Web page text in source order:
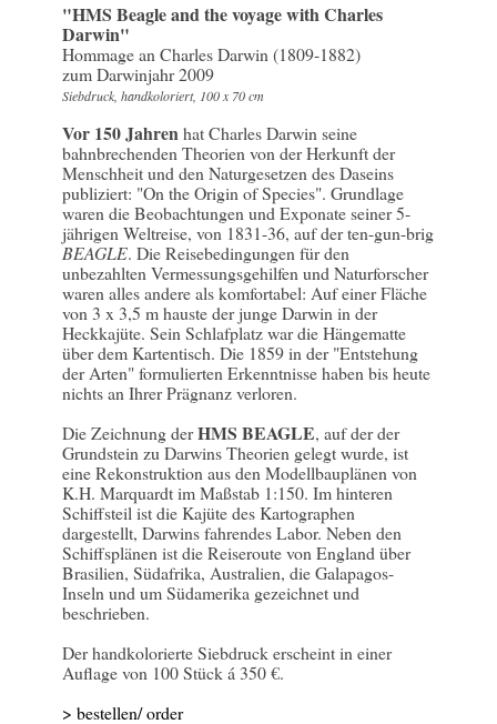
"HMS Beagle and the voyage with Charles
Darwin"
Hommage an Charles Darwin (1809-1882)
zum Darwinjahr 2009
Siebdruck, handkoloriert, 100 x 70 cm
Vor 150 Jahrenhat Charles Darwin seine
bahnbrechenden Theorien von der Herkunft der
Menschheit und den Naturgesetzen des Daseins
publiziert: "On the Origin of Species". Grundlage
waren die Beobachtungen und Exponate seiner 5-
jährigen Weltreise, von 1831-36, auf der ten-gun-brig
BEAGLE. Die Reisebedingungen für den
unbezahlten Vermessungsgehilfen und Naturforscher
waren alles andere als komfortabel: Auf einer Fläche
von 3 x 3,5 m hauste der junge Darwin in der
Heckkajüte. Sein Schlafplatz war die Hängematte
über dem Kartentisch. Die 1859 in der "Entstehung
der Arten" formulierten Erkenntnisse haben bis heute
nichts an Ihrer Prägnanz verloren.
Die Zeichnung derHMS BEAGLE, auf der der
Grundstein zu Darwins Theorien gelegt wurde, ist
eine Rekonstruktion aus den Modellbauplänen von
K.H. Marquardt im Maßstab 1:150. Im hinteren
Schiffsteil ist die Kajüte des Kartographen
dargestellt, Darwins fahrendes Labor. Neben den
Schiffsplänen ist die Reiseroute von England über
Brasilien, Südafrika, Australien, die Galapagos-
Inseln und um Südamerika gezeichnet und
beschrieben.
Der handkolorierte Siebdruck erscheint in einer
Auflage von 100 Stück á 350 €.
> bestellen/ order